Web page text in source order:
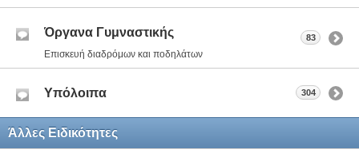
Όργανα Γυμναστικής
Επισκευή διαδρόμων και ποδηλάτων
83
Υπόλοιπα 304
Άλλες Ειδικότητες